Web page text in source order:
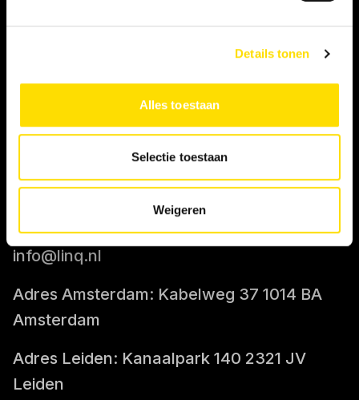
Details tonen
Alles toestaan
Selectie toestaan
Weigeren
Tarief berekenen
CONTACT
info@linq.nl
Adres Amsterdam: Kabelweg 37 1014 BA
Amsterdam
Adres Leiden: Kanaalpark 140 2321 JV
Leiden